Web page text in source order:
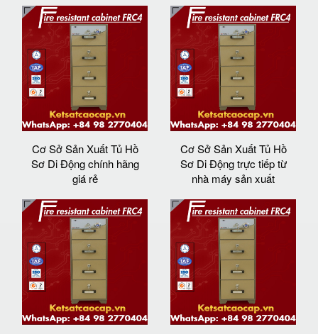
Cơ Sở Sản Xuất Tủ Hồ
Sơ Di Động chính hãng
giá rẻ
Cơ Sở Sản Xuất Tủ Hồ
Sơ Di Động trực tiếp từ
nhà máy sản xuất